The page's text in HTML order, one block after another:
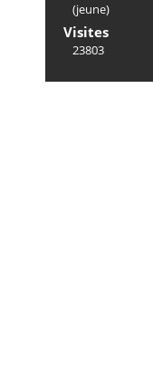
(jeune)
Visites
23803